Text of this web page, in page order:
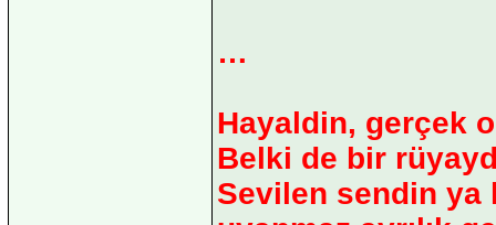
…
Hayaldin, gerçek
Belki de bir
Sevilen sendin ya